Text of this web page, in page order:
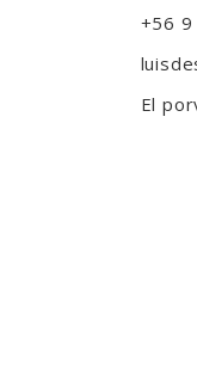
+56 9
El